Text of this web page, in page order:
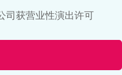
司获营业性演出许可